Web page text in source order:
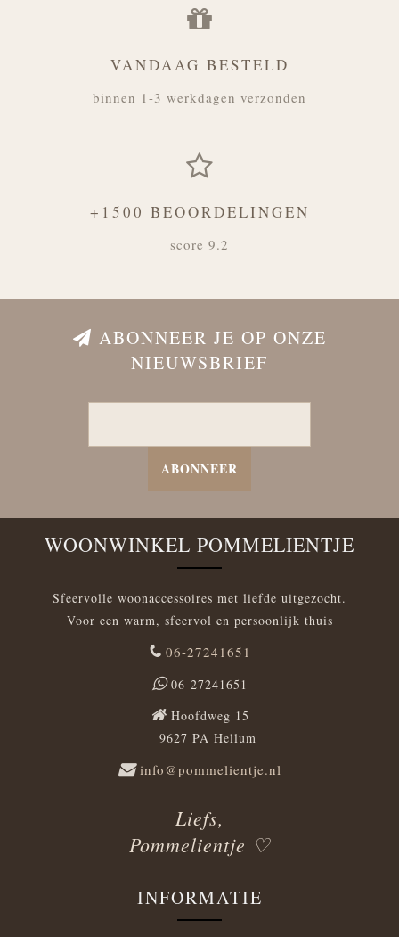
VANDAAG BESTELD
binnen 1-3 werkdagen verzonden
+1500 BEOORDELINGEN
score 9.2
ABONNEER JE OP ONZE
NIEUWSBRIEF
ABONNEER
WOONWINKEL POMMELIENTJE
Sfeervolle woonaccessoires met liefde uitgezocht.
Voor een warm, sfeervol en persoonlijk thuis
06-27241651
06-27241651
Hoofdweg 15
9627 PA Hellum
info@pommelientje.nl
Liefs,
Pommelientje ♡
INFORMATIE